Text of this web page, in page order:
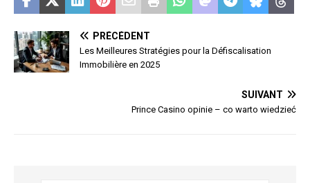
PRÉCÉDENT
Les Meilleures Stratégies pour la Défiscalisation
Immobilière en 2025
SUIVANT
Prince Casino opinie – co warto wiedzieć